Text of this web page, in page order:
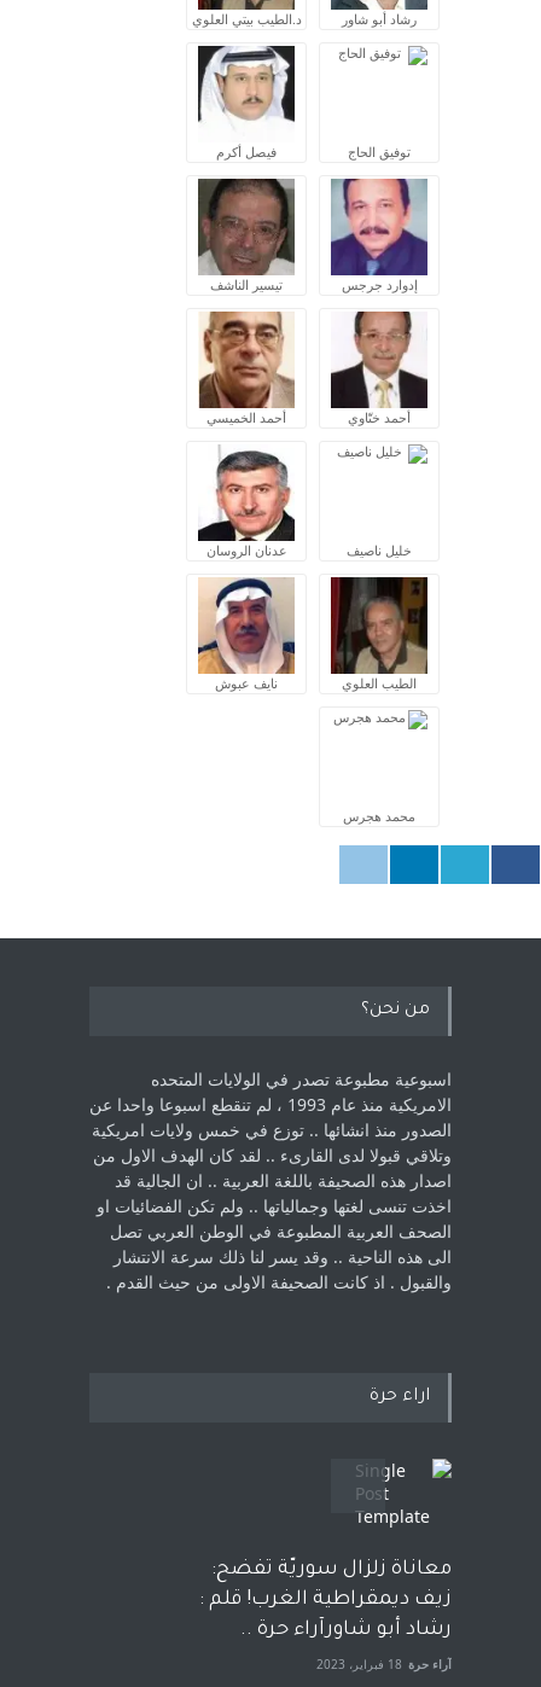
رشاد أبو شاور د.الطيب بيتي العلوي
توفيق الحاج فيصل أكرم
إدوارد جرجس تيسير الناشف
أحمد ختّاوي أحمد الخميسي
خليل ناصيف عدنان الروسان
الطيب العلوي نايف عبوش
محمد هجرس
من نحن؟
اسبوعية مطبوعة تصدر في الولايات المتحده
الامريكية منذ عام 1993 ، لم ‏تنقطع اسبوعا واحدا عن
الصدور منذ انشائها .. توزع في خمس ولايات امريكية
‏وتلاقي قبولا لدى القارىء ..‏ لقد كان الهدف الاول من
اصدار هذه الصحيفة باللغة العربية .. ان الجالية قد
اخذت ‏تنسى لغتها وجمالياتها .. ولم تكن الفضائيات او
الصحف العربية المطبوعة في الوطن ‏العربي تصل
الى هذه الناحية .. وقد يسر لنا ذلك سرعة الانتشار
والقبول . اذ كانت ‏الصحيفة الاولى من حيث القدم . ‏
اراء حرة
معاناة زلزال سوريّة تفضح:
زيف ديمقراطية الغرب! قلم :
رشاد أبو شاورآراء حرة ..
آراء حرة 18 فبراير، 2023